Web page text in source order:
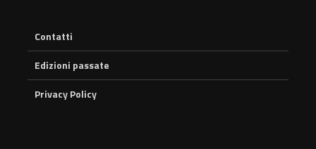
Contatti
Edizioni passate
Privacy Policy